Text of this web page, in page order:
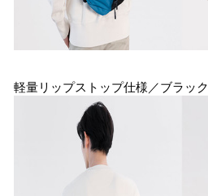
軽量リップストップ仕様／ブラック